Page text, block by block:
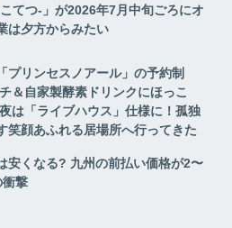
てつ-」が2026年7月中旬ごろにオ
は夕方からみたい
プリンセスノアール」の予約制
＆自家製酵素ドリンクにほっこ
は「ライブハウス」仕様に！孤独
笑顔あふれる居場所へ行ってきた
安くなる? 九州の前払い価格が2〜
撃